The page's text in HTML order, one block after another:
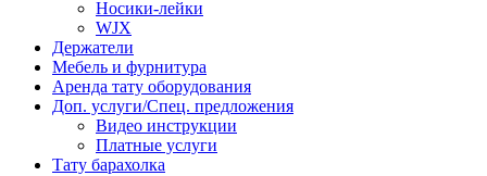
Носики-лейки
WJX
Держатели
Мебель и фурнитура
Аренда тату оборудования
Доп. услуги/Спец. предложения
Видео инструкции
Платные услуги
Тату барахолка